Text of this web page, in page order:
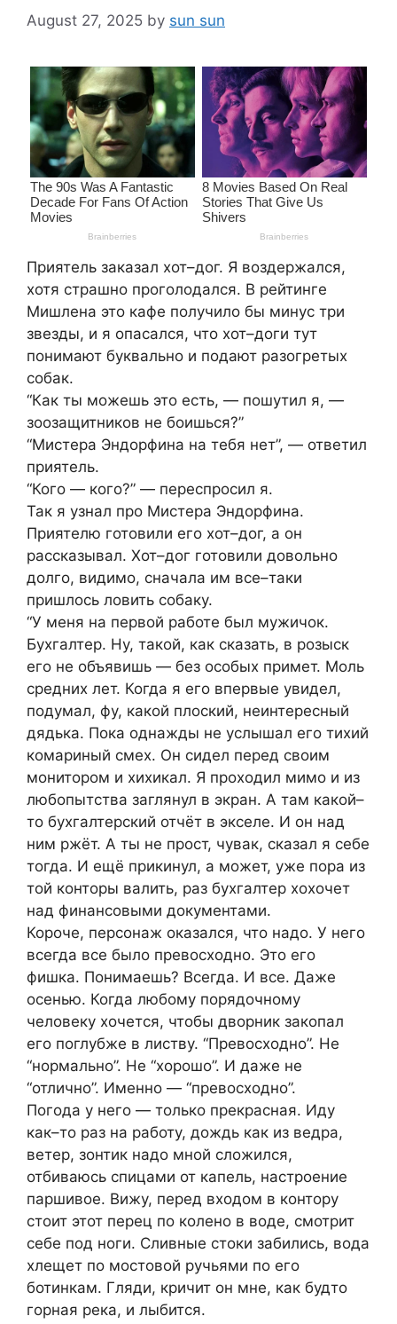
August 27, 2025 by sun sun
Приятель заказал хот–дог. Я воздержался,
хотя страшно проголодался. В рейтинге
Мишлена это кафе получило бы минус три
звезды, и я опасался, что хот–доги тут
понимают буквально и подают разогретых
собак.
“Как ты можешь это есть, — пошутил я, —
зоозащитников не боишься?”
“Мистера Эндорфина на тебя нет”, — ответил
приятель.
“Кого — кого?” — переспросил я.
Так я узнал про Мистера Эндорфина.
Приятелю готовили его хот–дог, а он
рассказывал. Хот–дог готовили довольно
долго, видимо, сначала им все–таки
пришлось ловить собаку.
“У меня на первой работе был мужичок.
Бухгалтер. Ну, такой, как сказать, в розыск
его не объявишь — без особых примет. Моль
средних лет. Когда я его впервые увидел,
подумал, фу, какой плоский, неинтересный
дядька. Пока однажды не услышал его тихий
комариный смех. Он сидел перед своим
монитором и хихикал. Я проходил мимо и из
любопытства заглянул в экран. А там какой–
то бухгалтерский отчёт в экселе. И он над
ним ржёт. А ты не прост, чувак, сказал я себе
тогда. И ещё прикинул, а может, уже пора из
той конторы валить, раз бухгалтер хохочет
над финансовыми документами.
Короче, персонаж оказался, что надо. У него
всегда все было превосходно. Это его
фишка. Понимаешь? Всегда. И все. Даже
осенью. Когда любому порядочному
человеку хочется, чтобы дворник закопал
его поглубже в листву. “Превосходно”. Не
“нормально”. Не “хорошо”. И даже не
“отлично”. Именно — “превосходно”.
Погода у него — только прекрасная. Иду
как–то раз на работу, дождь как из ведра,
ветер, зонтик надо мной сложился,
отбиваюсь спицами от капель, настроение
паршивое. Вижу, перед входом в контору
стоит этот перец по колено в воде, смотрит
себе под ноги. Сливные стоки забились, вода
хлещет по мостовой ручьями по его
ботинкам. Гляди, кричит он мне, как будто
горная река, и лыбится.